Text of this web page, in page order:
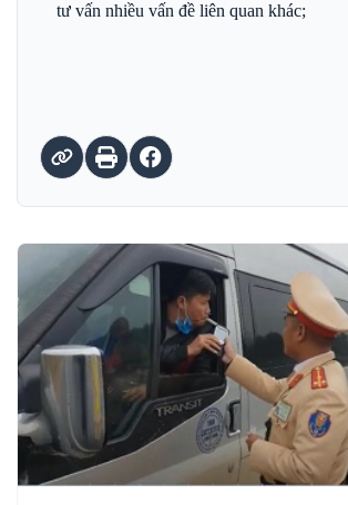
tư vấn nhiều vấn đề liên quan khác;